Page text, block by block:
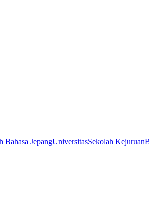
Bahasa JepangUniversitasSekolah Kejuruan